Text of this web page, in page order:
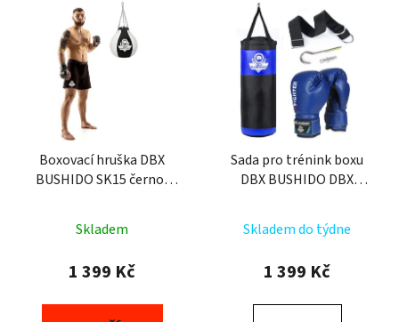
Boxovací hruška DBX
BUSHIDO SK15 černo-
Skladem
1 399 Kč
Sada pro trénink boxu
DBX BUSHIDO DBX
Skladem do týdne
1 399 Kč